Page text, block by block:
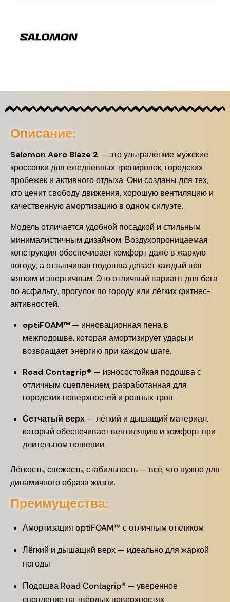
Описание:
Salomon Aero Blaze 2 — это ультралёгкие мужские
кроссовки для ежедневных тренировок, городских
пробежек и активного отдыха. Они созданы для тех,
кто ценит свободу движения, хорошую вентиляцию и
качественную амортизацию в одном силуэте.
Модель отличается удобной посадкой и стильным
минималистичным дизайном. Воздухопроницаемая
конструкция обеспечивает комфорт даже в жаркую
погоду, а отзывчивая подошва делает каждый шаг
мягким и энергичным. Это отличный вариант для бега
по асфальту, прогулок по городу или лёгких фитнес-
активностей.
optiFOAM™ — инновационная пена в
межподошве, которая амортизирует удары и
возвращает энергию при каждом шаге.
Road Contagrip® — износостойкая подошва с
отличным сцеплением, разработанная для
городских поверхностей и ровных троп.
Сетчатый верх — лёгкий и дышащий материал,
который обеспечивает вентиляцию и комфорт при
длительном ношении.
Лёгкость, свежесть, стабильность — всё, что нужно для
динамичного образа жизни.
Преимущества:
Амортизация optiFOAM™ с отличным откликом
Лёгкий и дышащий верх — идеально для жаркой
погоды
Подошва Road Contagrip® — уверенное
сцепление на твёрдых поверхностях